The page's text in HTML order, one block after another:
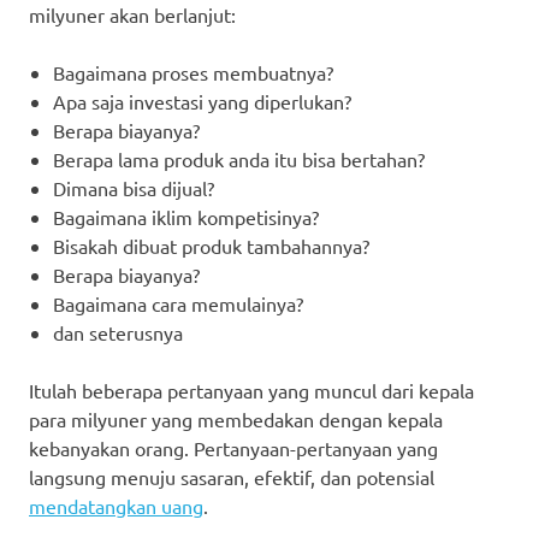
milyuner akan berlanjut:
Bagaimana proses membuatnya?
Apa saja investasi yang diperlukan?
Berapa biayanya?
Berapa lama produk anda itu bisa bertahan?
Dimana bisa dijual?
Bagaimana iklim kompetisinya?
Bisakah dibuat produk tambahannya?
Berapa biayanya?
Bagaimana cara memulainya?
dan seterusnya
Itulah beberapa pertanyaan yang muncul dari kepala
para milyuner yang membedakan dengan kepala
kebanyakan orang. Pertanyaan-pertanyaan yang
langsung menuju sasaran, efektif, dan potensial
mendatangkan uang